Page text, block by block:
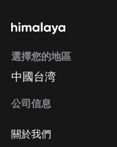
選擇您的地區
中國台湾
公司信息
關於我們